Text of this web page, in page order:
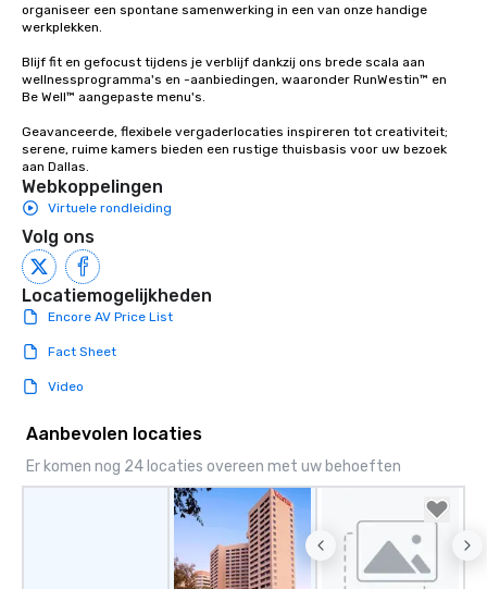
experiences can
as 500 guests,
choice for any
a tour is stress-free
enjoy the company of
than desirable table.
everyone is treated
immediate seating
What’s more, your
organiseer een spontane samenwerking in een van onze handige
werkplekken.
Blijf fit en gefocust tijdens je verblijf dankzij ons brede scala aan
wellnessprogramma's en -aanbiedingen, waaronder RunWestin™ en
Be Well™ aangepaste menu's.
Geavanceerde, flexibele vergaderlocaties inspireren tot creativiteit;
serene, ruime kamers bieden een rustige thuisbasis voor uw bezoek
aan Dallas.
Webkoppelingen
Virtuele rondleiding
Volg ons
Locatiemogelijkheden
Encore AV Price List
Fact Sheet
Video
Aanbevolen locaties
Er komen nog 24 locaties overeen met uw behoeften